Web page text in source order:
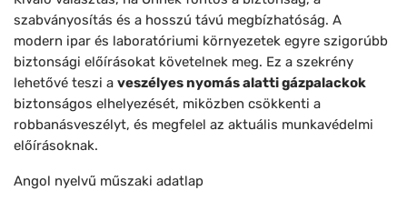
szabványosítás és a hosszú távú megbízhatóság. A
modern ipar és laboratóriumi környezetek egyre szigorúbb
biztonsági előírásokat követelnek meg. Ez a szekrény
lehetővé teszi a veszélyes nyomás alatti gázpalackok
biztonságos elhelyezését, miközben csökkenti a
robbanásveszélyt, és megfelel az aktuális munkavédelmi
előírásoknak.
Angol nyelvű műszaki adatlap